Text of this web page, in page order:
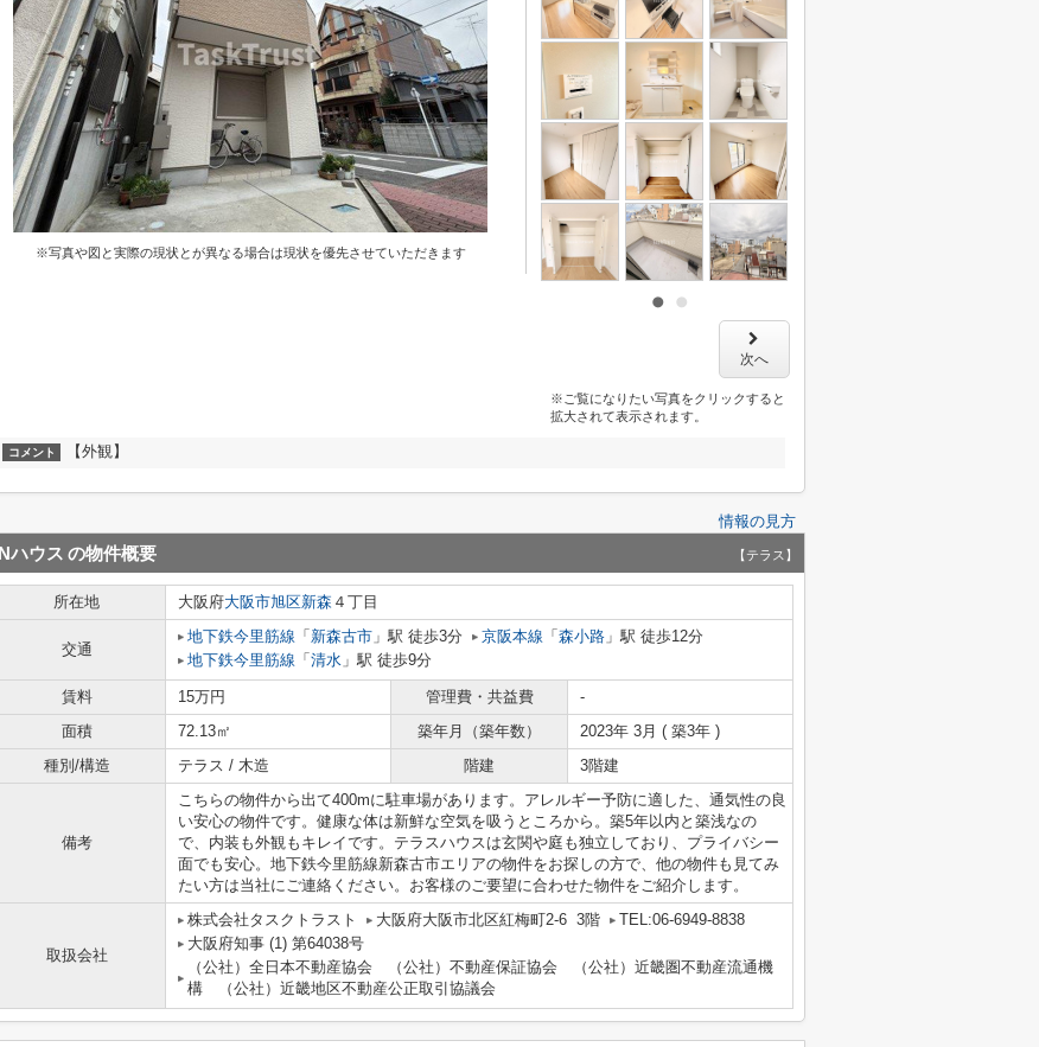
※写真や図と実際の現状とが異なる場合は現状を優先させていただきます
次へ
※ご覧になりたい写真をクリックすると
拡大されて表示されます。
コメント 【外観】
情報の見方
Nハウス の物件概要 【テラス】
所在地 大阪府大阪市旭区新森 ４丁目
交通
地下鉄今里筋線 「 新森古市 」駅 徒歩3分 京阪本線 「 森小路 」駅 徒歩12分
地下鉄今里筋線 「 清水 」駅 徒歩9分
賃料 15万円 管理費・共益費
-
面積
72.13㎡ 築年月（築年数）
2023年 3月 ( 築3年 )
種別/構造
テラス / 木造 階建 3階建
備考
こちらの物件から出て400mに駐車場があります。アレルギー予防に適した、通気性の良
い安心の物件です。健康な体は新鮮な空気を吸うところから。築5年以内と築浅なの
で、内装も外観もキレイです。テラスハウスは玄関や庭も独立しており、プライバシー
面でも安心。地下鉄今里筋線新森古市エリアの物件をお探しの方で、他の物件も見てみ
たい方は当社にご連絡ください。お客様のご要望に合わせた物件をご紹介します。
取扱会社
株式会社タスクトラスト 大阪府大阪市北区紅梅町2-6 3階
TEL:06-6949-8838
大阪府知事 (1) 第64038号
（公社）全日本不動産協会 （公社）不動産保証協会 （公社）近畿圏不動産流通機
構 （公社）近畿地区不動産公正取引協議会